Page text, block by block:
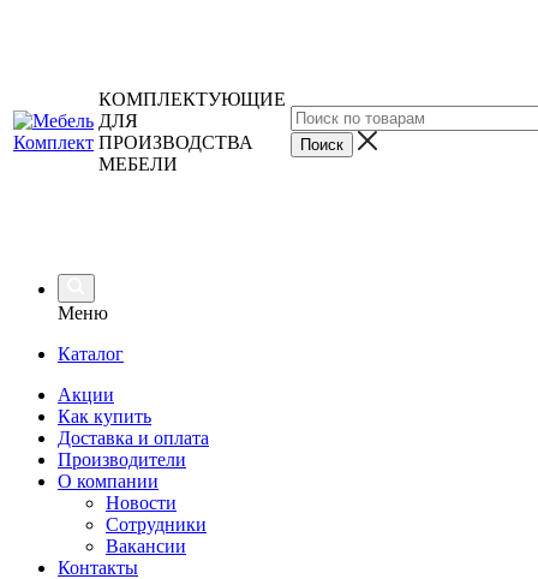
КОМПЛЕКТУЮЩИЕ
ДЛЯ
ПРОИЗВОДСТВА
МЕБЕЛИ
Меню
Каталог
Акции
Как купить
Доставка и оплата
Производители
О компании
Новости
Сотрудники
Вакансии
Контакты